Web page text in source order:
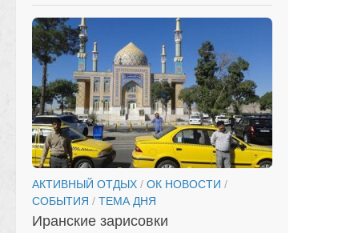
АКТИВНЫЙ ОТДЫХ / ОК НОВОСТИ /
СОБЫТИЯ / ТЕМА ДНЯ
Иранские зарисовки